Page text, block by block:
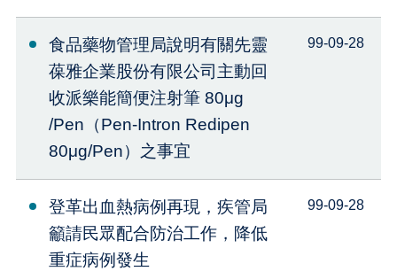
食品藥物管理局說明有關先靈
葆雅企業股份有限公司主動回
收派樂能簡便注射筆 80μg
/Pen（Pen-Intron Redipen
80μg/Pen）之事宜
99-09-28
登革出血熱病例再現，疾管局
籲請民眾配合防治工作，降低
重症病例發生
99-09-28